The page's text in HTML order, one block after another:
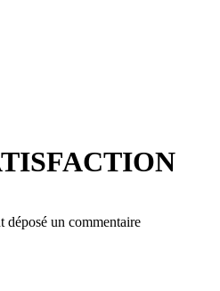
déposé un commentaire